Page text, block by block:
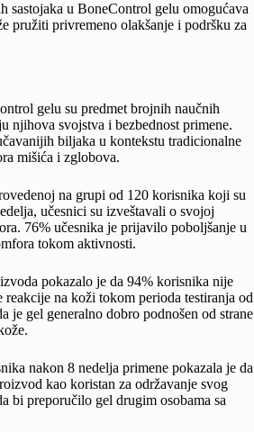
sastojaka u BoneControl gelu omogućava
pružiti privremeno olakšanje i podršku za
gelu su predmet brojnih naučnih
njihova svojstva i bezbednost primene.
biljaka u kontekstu tradicionalne
mišića i zglobova.
na grupi od 120 korisnika koji su
učesnici su izveštavali o svojoj
76% učesnika je prijavilo poboljšanje u
tokom aktivnosti.
pokazalo je da 94% korisnika nije
na koži tokom perioda testiranja od
je gel generalno dobro podnošen od strane
nakon 8 nedelja primene pokazala je da
kao koristan za održavanje svog
bi preporučilo gel drugim osobama sa